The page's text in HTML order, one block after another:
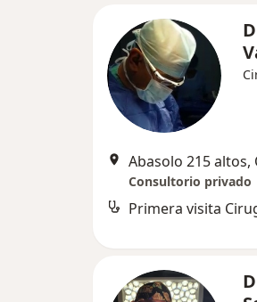
Abasolo 215 altos,
Consultorio privado
Primera visita